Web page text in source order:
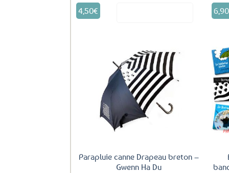
4,50€
6,90
Ajouter
Parapluie canne Drapeau breton –
Gwenn Ha Du